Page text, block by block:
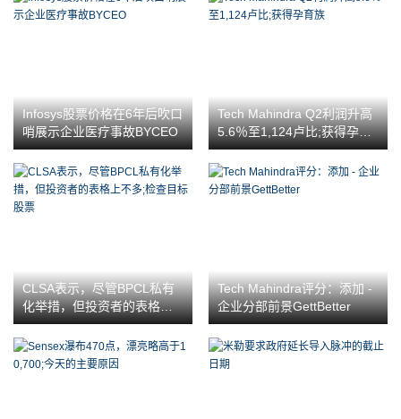
Infosys股票价格在6年后吹口
哨展示企业医疗事故BYCEO
Tech Mahindra Q2利润升高
5.6％至1,124卢比;获得孕育
族
CLSA表示，尽管BPCL私有
化举措，但投资者的表格上
不多;检查目标股票
Tech Mahindra评分：添加 -
企业分部前景GettBetter